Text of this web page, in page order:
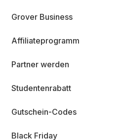
Grover Business
Affiliateprogramm
Partner werden
Studentenrabatt
Gutschein-Codes
Black Friday